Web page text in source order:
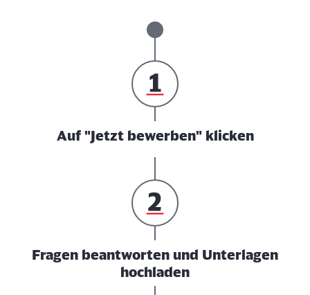
Auf "Jetzt bewerben" klicken
Fragen beantworten und Unterlagen
hochladen